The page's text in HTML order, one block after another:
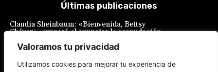
Valoramos tu privacidad
Utilizamos cookies para mejorar tu experiencia de
Últimas publicaciones
Claudia Sheinbaum: «Bienvenida, Bettsy
Chávez», expresó al anunciar la reanudación
7 de agosto de 2026